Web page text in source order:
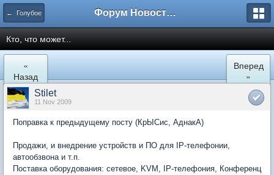
← Голубое Форум Новостройки
Кто, что может...
«
Назад
Вперед
»
Stilet
11 Nov 2009
Поправка к предыдущему посту (КрЫСис, АднакА)
Продажи, и внедрение устройств и ПО для IP-телефонии,
автообзвона и т.п.
Поставка оборудования: сетевое, KVM, IP-телефония, Конференц